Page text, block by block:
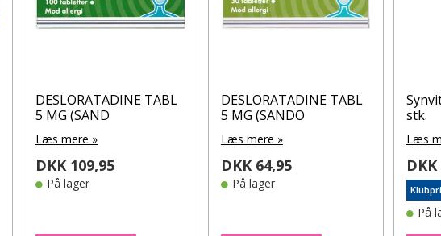
DESLORATADINE TABL
5 MG (SAND
Læs mere »
DKK 109,95
På lager
DESLORATADINE TABL
5 MG (SANDO
Læs mere »
DKK 64,95
På lager
stk.
Læs
På